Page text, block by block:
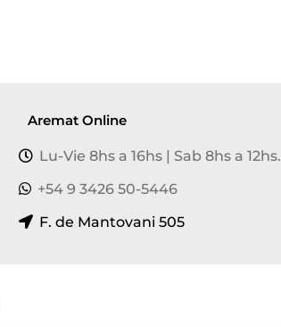
Aremat Online
Lu-Vie 8hs a 16hs | Sab 8hs a 12hs.
+54 9 3426 50-5446
F. de Mantovani 505